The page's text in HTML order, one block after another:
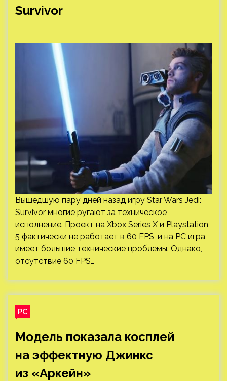
Survivor
Вышедшую пару дней назад игру Star Wars Jedi:
Survivor многие ругают за техническое
исполнение. Проект на Xbox Series X и Playstation
5 фактически не работает в 60 FPS, и на PC игра
имеет большие технические проблемы. Однако,
отсутствие 60 FPS…
PC
Модель показала косплей
на эффектную Джинкс
из «Аркейн»